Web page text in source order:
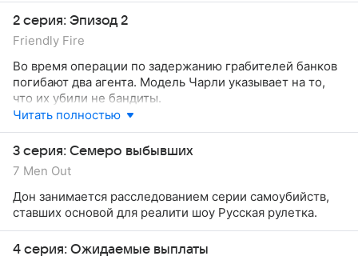
что политика уже два года преследует мститель.
2 серия: Эпизод 2
Friendly Fire
Во время операции по задержанию грабителей банков
погибают два агента. Модель Чарли указывает на то,
что их убили не бандиты.
Читать полностью
3 серия: Семеро выбывших
7 Men Out
Дон занимается расследованием серии самоубийств,
ставших основой для реалити шоу Русская рулетка.
4 серия: Ожидаемые выплаты